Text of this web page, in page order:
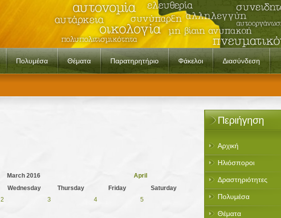
Πολυμέσα Θέματα Παρατηρητήριο Φάκελοι Διασύνδεση
March 2016
April
Wednesday Thursday Friday
Saturday
2 3 4 5
Περιήγηση
Αρχική
Ηλιόσποροι
Δραστηριότητες
Πολυμέσα
Θέματα